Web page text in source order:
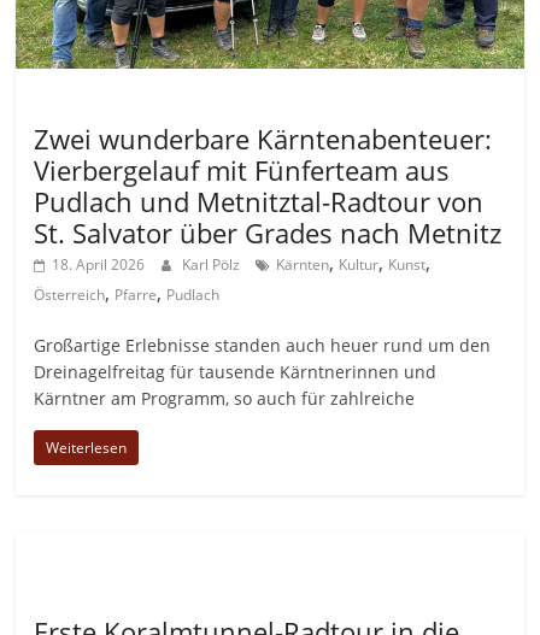
Zwei wunderbare Kärntenabenteuer:
Vierbergelauf mit Fünferteam aus
Pudlach und Metnitztal-Radtour von
St. Salvator über Grades nach Metnitz
18. April 2026 Karl Pölz Kärnten, Kultur, Kunst,
Österreich, Pfarre, Pudlach
Großartige Erlebnisse standen auch heuer rund um den
Dreinagelfreitag für tausende Kärntnerinnen und
Kärntner am Programm, so auch für zahlreiche
Weiterlesen